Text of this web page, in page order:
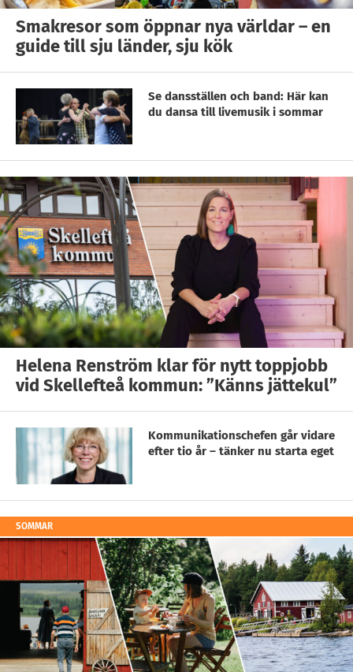
Smakresor som öppnar nya världar – en
guide till sju länder, sju kök
Se dansställen och band: Här kan
du dansa till livemusik i sommar
Helena Renström klar för nytt toppjobb
vid Skellefteå kommun: ”Känns jättekul”
Kommunikationschefen går vidare
efter tio år – tänker nu starta eget
SOMMAR